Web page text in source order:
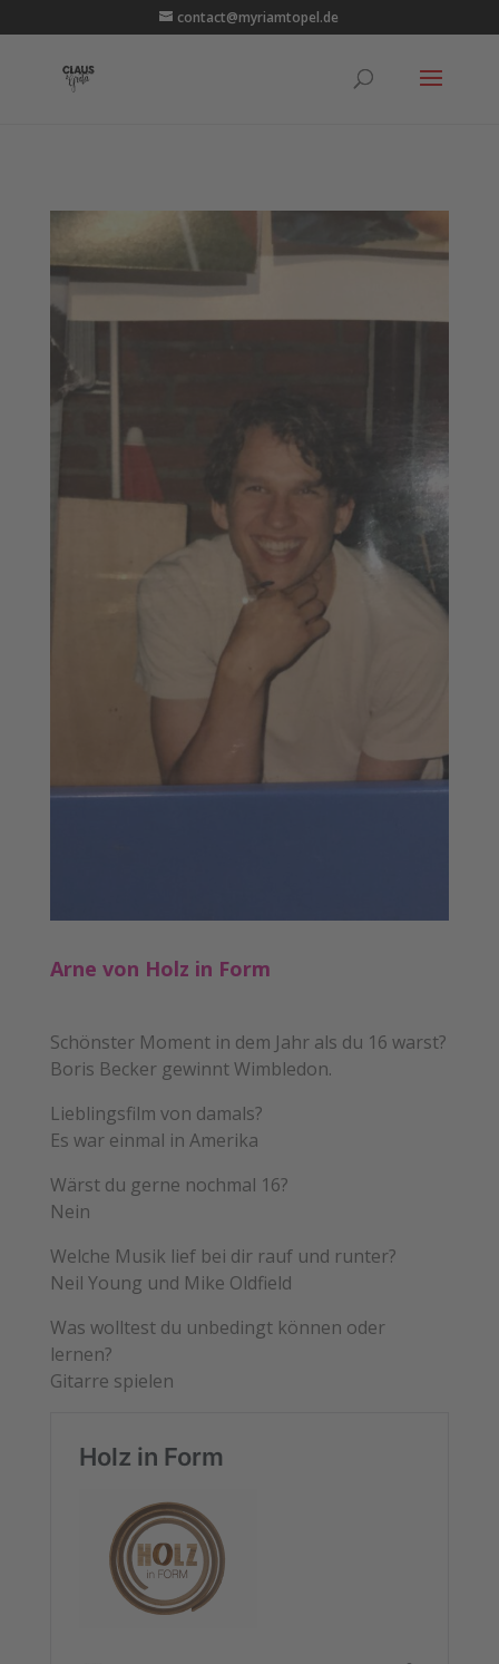
contact@myriamtopel.de
Arne von Holz in Form
Schönster Moment in dem Jahr als du 16 warst?
Boris Becker gewinnt Wimbledon.
Lieblingsfilm von damals?
Es war einmal in Amerika
Wärst du gerne nochmal 16?
Nein
Welche Musik lief bei dir rauf und runter?
Neil Young und Mike Oldfield
Was wolltest du unbedingt können oder
lernen?
Gitarre spielen